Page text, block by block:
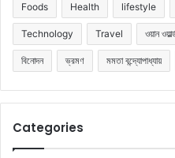
Foods Health lifestyle
Technology Travel ওয়ান
বিনোদন ভ্রমণ মমতা বন্দ্যোপাধ্যায়
Categories